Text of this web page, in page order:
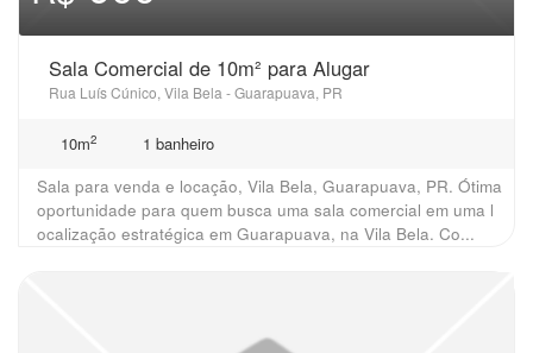
Sala Comercial de 10m² para Alugar
Rua Luís Cúnico, Vila Bela - Guarapuava, PR
10m2
1 banheiro
Sala para venda e locação, Vila Bela, Guarapuava, PR. Ótima
oportunidade para quem busca uma sala comercial em uma l
ocalização estratégica em Guarapuava, na Vila Bela. Co...